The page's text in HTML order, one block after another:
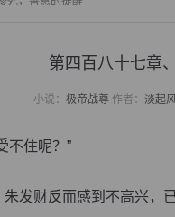
第四百八十七
小说： 极帝战尊作者： 淡起
住呢？”
财反而感到不高兴，